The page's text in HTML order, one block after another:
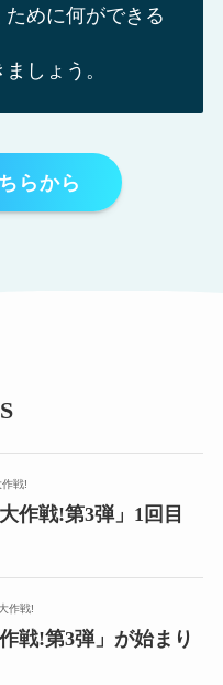
めに何ができる
しょう。
らから
戦!
作戦!第3弾」1回目
作戦!
戦!第3弾」が始まり